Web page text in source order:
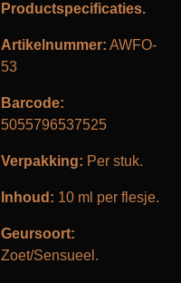
Productspecificaties.
Artikelnummer: AWFO-
53
Barcode:
5055796537525
Verpakking: Per stuk.
Inhoud: 10 ml per flesje.
Geursoort:
Zoet/Sensueel.